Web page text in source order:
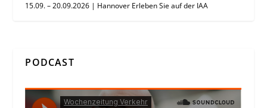
15.09. – 20.09.2026 | Hannover Erleben Sie auf der IAA
PODCAST